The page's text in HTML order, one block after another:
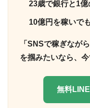
23歳で銀行と1
10億円を稼いで
「SNSで稼ぎなが
を掴みたいなら、
無料